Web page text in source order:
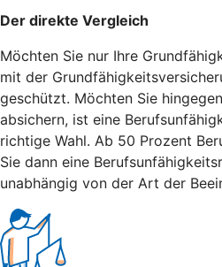
Der direkte Vergleich
Möchten Sie nur Ihre
mit der
geschützt. Möchten Sie
absichern, ist eine
richtige Wahl. Ab 50 Prozent
Sie dann eine
unabhängig von der Art der